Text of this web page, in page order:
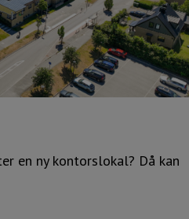
en ny kontorslokal? Då kan